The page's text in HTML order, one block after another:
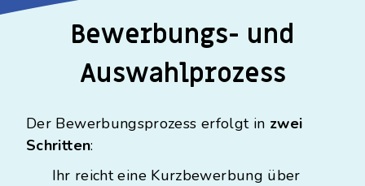
Bewerbungs- und
Auswahlprozess
Der Bewerbungsprozess erfolgt in zwei
Schritten:
Ihr reicht eine Kurzbewerbung über